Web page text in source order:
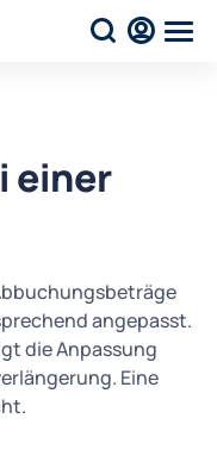
einer
angepasst.
die Anpassung
Eine